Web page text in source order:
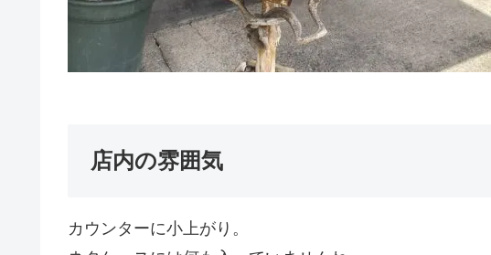
店内の雰囲気
カウンターに小上がり。